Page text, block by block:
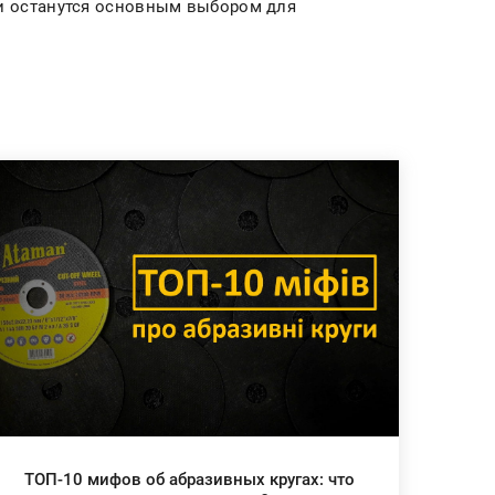
основным выбором для
ТОП-10 мифов об абразивных кругах: что